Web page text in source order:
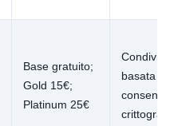
Base gratuito;
Gold 15€;
Platinum 25€
basata su